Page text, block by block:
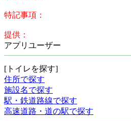
特記事項：
提供：
アプリユーザー
[トイレを探す]
住所で探す
施設名で探す
駅・鉄道路線で探す
高速道路・道の駅で探す